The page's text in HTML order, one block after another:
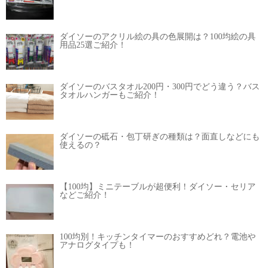
ダイソーのアクリル絵の具の色展開は？100均絵の具
用品25選ご紹介！
ダイソーのバスタオル200円・300円でどう違う？バス
タオルハンガーもご紹介！
ダイソーの砥石・包丁研ぎの種類は？面直しなどにも
使えるの？
【100均】ミニテーブルが超便利！ダイソー・セリア
などご紹介！
100均別！キッチンタイマーのおすすめどれ？電池や
アナログタイプも！